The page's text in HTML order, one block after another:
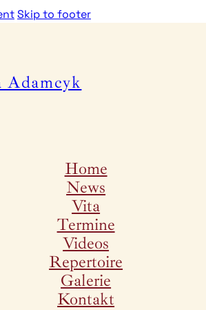
Skip to footer
Adamcyk
Home
News
Vita
Termine
Videos
Repertoire
Galerie
Kontakt